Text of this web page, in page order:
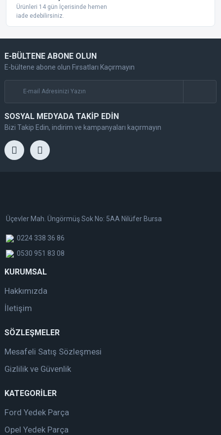
Ürünleri 14 gün İçerisinde hemen
iade edebilirsiniz.
E-BÜLTENE ABONE OLUN
E-bültene abone olun Fırsatları Kaçırmayın
SOSYAL MEDYADA TAKİP EDİN
Bizi Takip Edin, indirim ve kampanyaları kaçırmayın
Üçevler Mah. Üngörmüş Sok No: 5AA Nilüfer Bursa
0224 338 36 86
0530 951 83 08
KURUMSAL
Hakkımızda
İletişim
SÖZLEŞMELER
Mesafeli Satış Sözleşmesi
Gizlilik ve Güvenlik
KATEGORİLER
Ford Yedek Parça
Opel Yedek Parça